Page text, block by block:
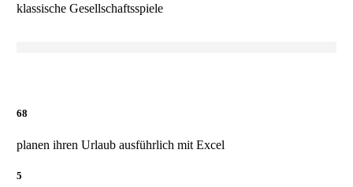
klassische Gesellschaftsspiele
68
planen ihren Urlaub ausführlich mit Excel
5